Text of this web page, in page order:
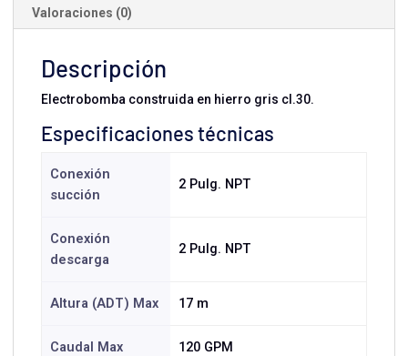
Valoraciones (0)
Descripción
Electrobomba construida en hierro gris cl.30.
Especificaciones técnicas
Conexión
succión
2 Pulg. NPT
Conexión
descarga
2 Pulg. NPT
Altura (ADT) Max 17 m
Caudal Max 120 GPM